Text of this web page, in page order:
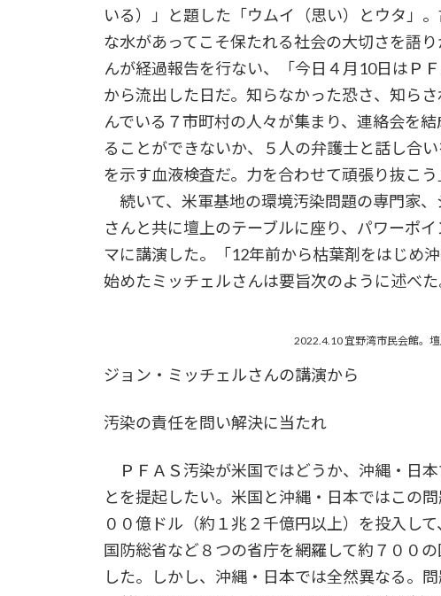
いる）」と題した「ウムイ（思い）とウタ」
な水があってこそ保たれる社会の大切さを語
んが経過報告を行ない、「今日４月10日はＰ
から流出した日だ。知らなかった恐さ、知ら
んでいる７市町村の人々が集まり、連絡会を
ることができないか、５人の弁護士と話し合
を示す血液検査だ。力を合わせて頑張り抜こう
続いて、米軍基地の環境汚染問題の専門家
さんと共に壇上のテーブルに座り、パワーポ
マに講演した。「12年前から枯葉剤をはじめ
始めたミッチェルさんは要旨次のように述べた
2022.4.10 宜野湾市民会館。
ジョン・ミッチェルさんの講演から
汚染の責任を問い解決に当たれ
ＰＦＡＳ汚染が米国ではどうか、沖縄・日
とを提起したい。米国と沖縄・日本ではこの
００億ドル（約１兆２千億円以上）を投入し
国防総省など８つの省庁を網羅して約７００
した。しかし、沖縄・日本では全然異なる。